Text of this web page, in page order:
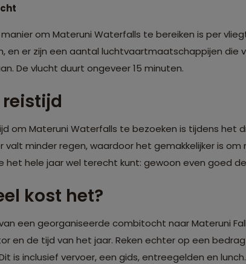
om Materuni Waterfalls te bereiken is per
en er zijn een aantal luchtvaartmaatschappijen die
De vlucht duurt ongeveer 15 minuten.
reistijd
om Materuni Waterfalls te bezoeken is tijdens het
valt minder regen, waardoor het gemakkelijker is
het hele jaar wel terecht kunt: gewoon even goed
kost het?
een georganiseerde combitocht naar Materuni
en de tijd van het jaar. Reken echter op een
is inclusief vervoer, een gids, entreegelden en